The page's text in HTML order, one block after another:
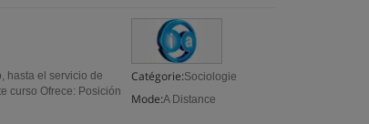
Catégorie:Sociologie
Mode:A Distance
hasta el servicio de
curso Ofrece: Posición